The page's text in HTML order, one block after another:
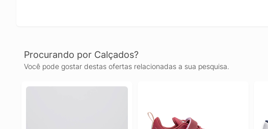
Procurando por Calçados?
Você pode gostar destas ofertas relacionadas a sua pesquisa.